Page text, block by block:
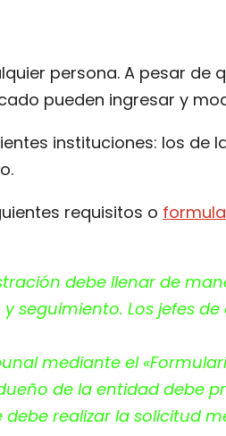
persona. A pesar de
pueden ingresar y
instituciones: los de
requisitos o
debe llenar de
seguimiento. Los jefes
mediante el
de la entidad debe
realizar la solicitud